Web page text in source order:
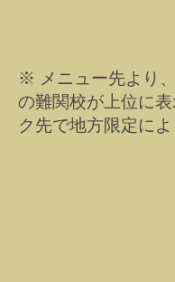
※ メニュー先より
の難関校が上位に
ク先で地方限定に